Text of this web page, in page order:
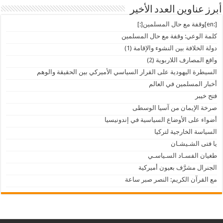
أبرز عناوين العدد الأخير
[:en]وقفة مع حال المسلمين[:]
كلمة الوعي: وقفة مع حال المسلمين
دولة الخلافة بين النشوء والإقامة (1)
واقع المصارف اللاربوية (2)
السيطرة اليهودية على القرار السياسي الأميركي بين الحقيقة والوهم
أخبار المسلمين في العالم
فتح خيبر
صرخة الإيمان من آسيا الوسطى
أضواء على الأوضاع السياسية في إندونيسيا
السياسة الخارجية لتركيا
يا فتى الشـيشـان
طغيان الفسـاد السـياسـي
الجنرال مشرَّف بعيون أميركية
مع القرآن الكريم: النصر صبر ساعة